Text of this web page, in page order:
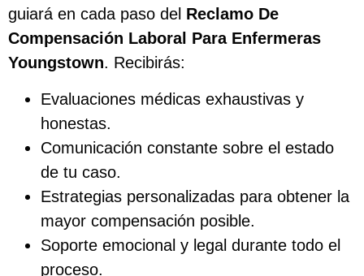
guiará en cada paso del Reclamo De
Compensación Laboral Para Enfermeras
Youngstown. Recibirás:
Evaluaciones médicas exhaustivas y
honestas.
Comunicación constante sobre el estado
de tu caso.
Estrategias personalizadas para obtener la
mayor compensación posible.
Soporte emocional y legal durante todo el
proceso.